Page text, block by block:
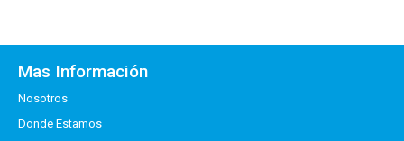
Mas Información
Nosotros
Donde Estamos